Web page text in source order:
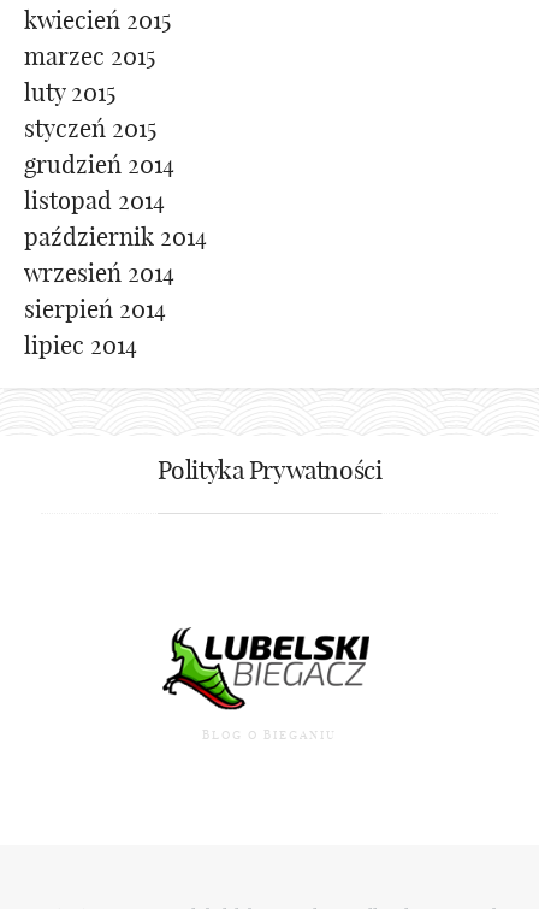
kwiecień 2015
marzec 2015
luty 2015
styczeń 2015
grudzień 2014
listopad 2014
październik 2014
wrzesień 2014
sierpień 2014
lipiec 2014
Polityka Prywatności
BLOG O BIEGANIU